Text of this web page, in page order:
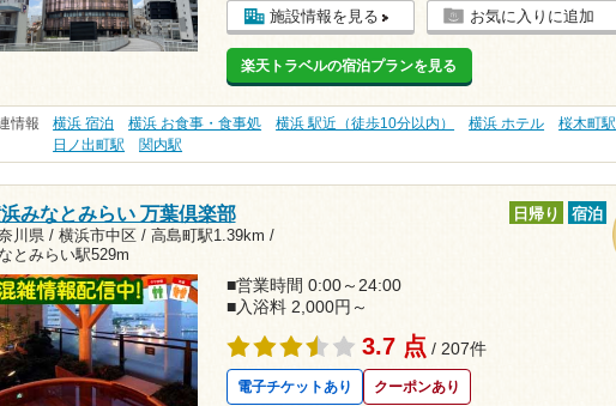
施設情報を見る お気に入りに追加
楽天トラベルの宿泊プランを見る
情報 横浜 宿泊 横浜 お食事・食事処 横浜 駅近（徒歩10分以内） 横浜 ホテル 桜木町駅
日ノ出町駅
関内駅
みなとみらい 万葉倶楽部
川県 / 横浜市中区 / 高島町駅1.39km /
とみらい駅529m
日帰り 宿泊
■営業時間 0:00～24:00
■入浴料 2,000円～
3.7 点 / 207件
電子チケットあり クーポンあり